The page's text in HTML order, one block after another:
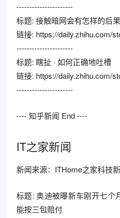
----------------------
标题: 接触暗网会有怎样的后果
链接: https://daily.zhihu.com/
----------------------
标题: 瞎扯 · 如何正确地吐槽
链接: https://daily.zhihu.com/
----------------------
---- 知乎新闻 End ----
IT之家新闻
新闻来源：ITHome之家科技
标题: 奥迪被曝新车刚开七个
能按三包赔付